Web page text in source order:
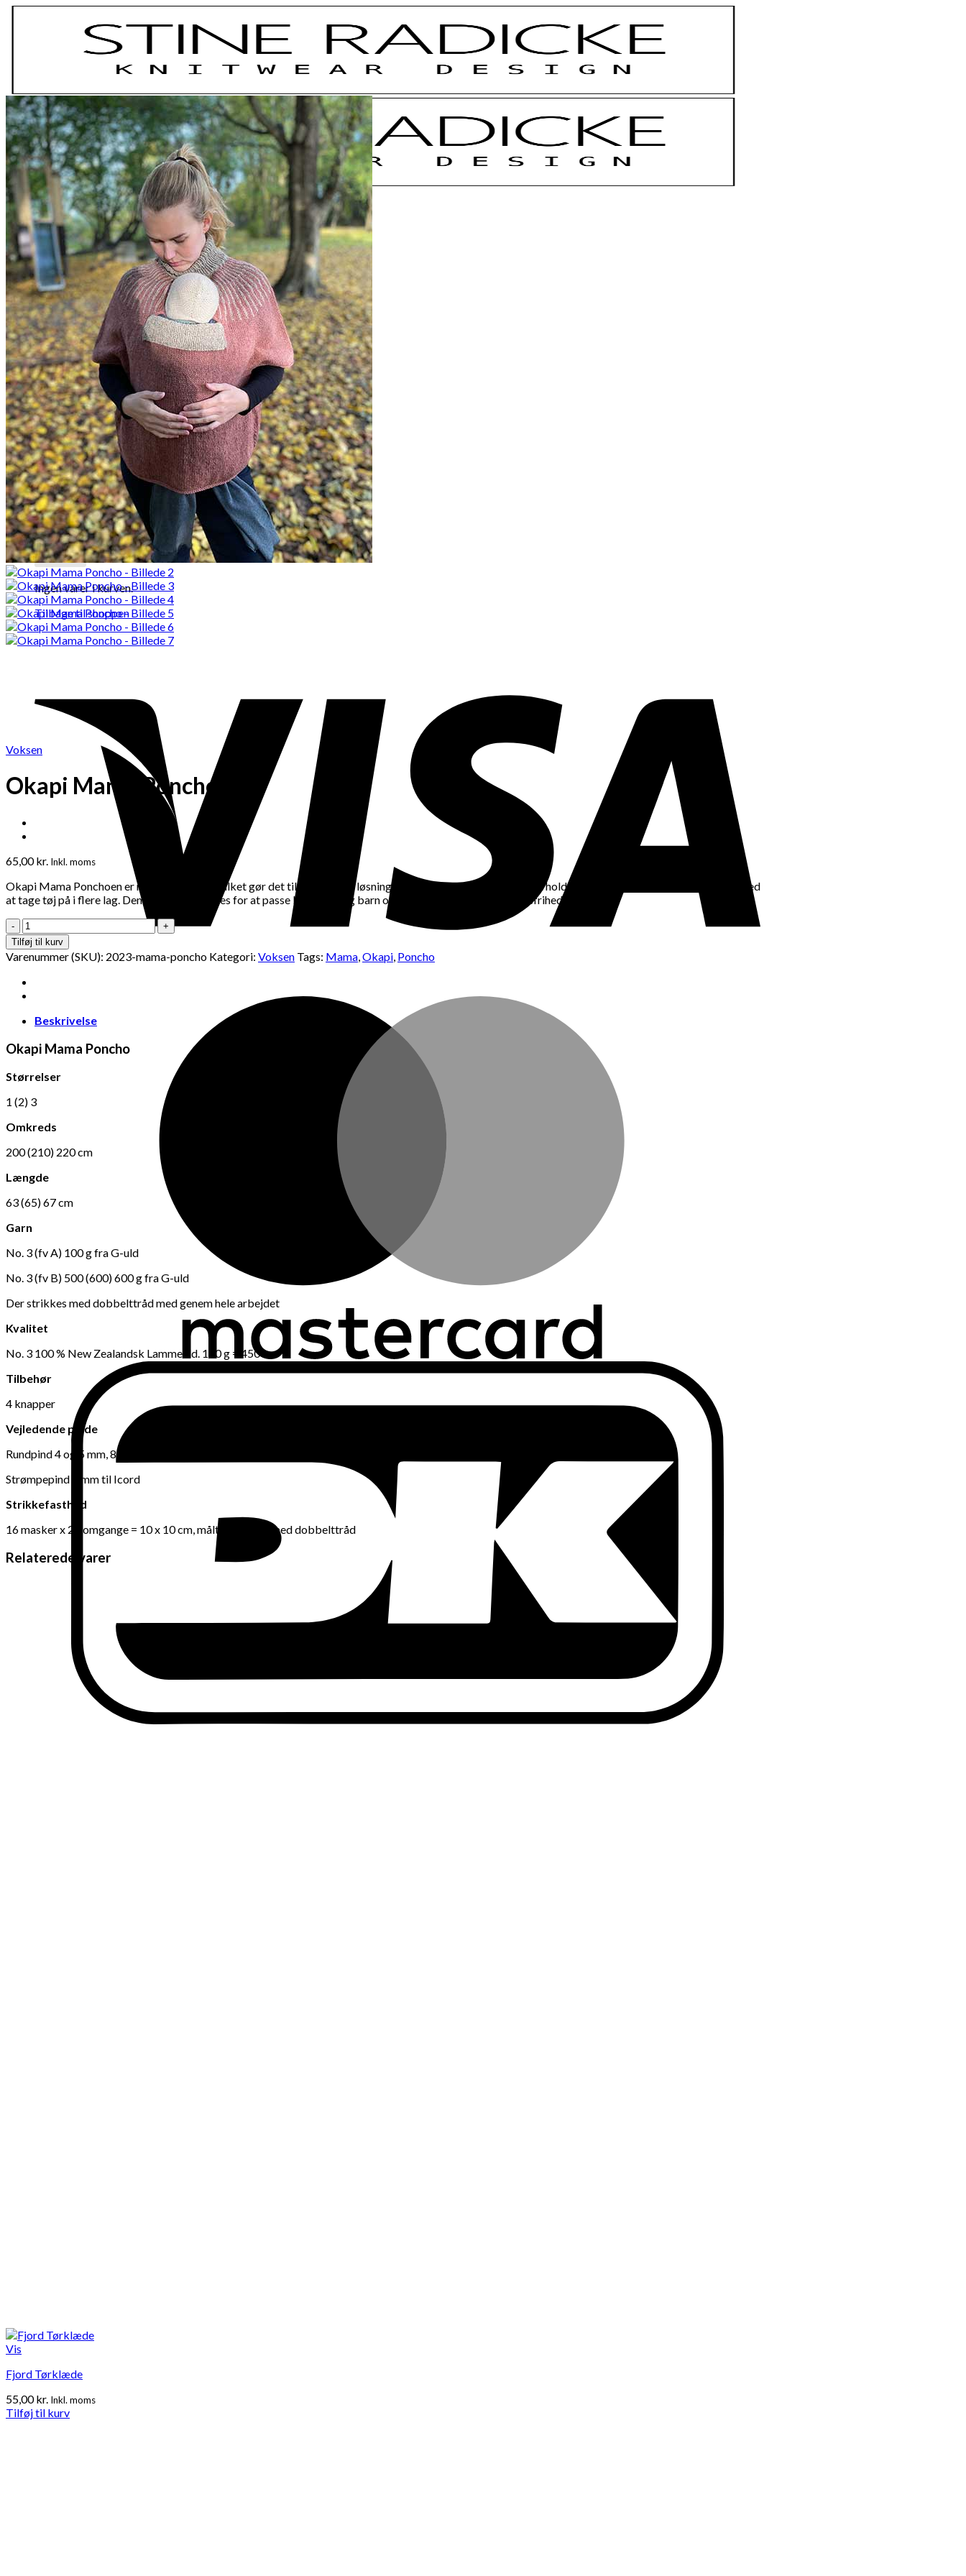
Søg
efter:
Strikkeopskifter
English Patterns
Om STINERADICKE.COM
SAMARBEJDSPARTNERE
Kurv /0,00kr.
Ingen varer i kurven.
Tilbage til shoppen
Kurv
Ingen varer i kurven.
Tilbage til shoppen
Voksen
Okapi Mama Poncho
65,00kr. Inkl. moms
Okapi Mama Ponchoen er nem at tage på, hvilket gør det til en praktisk løsning for travle mødre, der ønsker at holde deres børn varme uden besværet med
at tage tøj på i flere lag. Den kan nemt justeres for at passe både mor og barn og giver masser af bevægelsesfrihed.
Okapi
Mama
Poncho
antal
Tilføj til kurv
Varenummer (SKU): 2023-mama-poncho Kategori: Voksen Tags: Mama,Okapi, Poncho
Beskrivelse
Okapi Mama Poncho
Størrelser
1 (2) 3
Omkreds
200 (210) 220 cm
Længde
63 (65) 67 cm
Garn
No. 3 (fv A) 100 g fra G-uld
No. 3 (fv B) 500 (600) 600 g fra G-uld
Der strikkes med dobbelttråd med genem hele arbejdet
Kvalitet
No. 3 100 % New Zealandsk Lammeuld. 100 g = 450 m
Tilbehør
4 knapper
Vejledende pinde
Rundpind 4 og 5 mm, 80 cm
Strømpepind 4 mm til Icord
Strikkefasthed
16 masker x 23 omgange = 10 x 10 cm, målt i glatstrik med dobbelttråd
Relaterede varer
Vis
Fjord Tørklæde
55,00kr. Inkl. moms
Tilføj til kurv